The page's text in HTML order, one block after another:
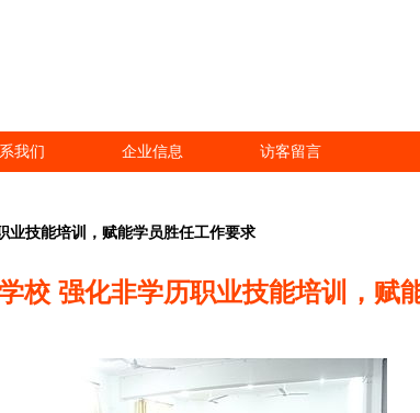
我们 企业信息 访客留言
业技能培训，赋能学员胜任工作要求
校 强化非学历职业技能培训，赋